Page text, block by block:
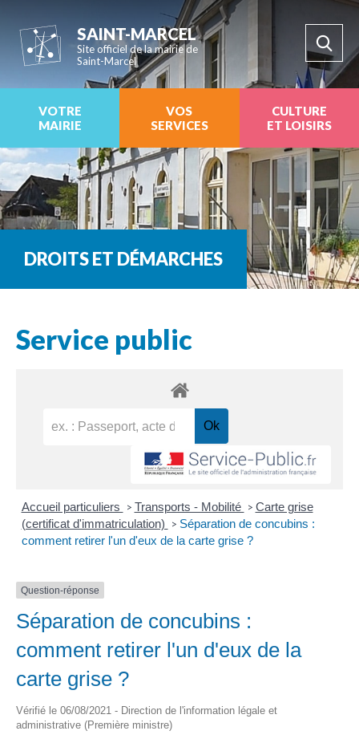
SAINT-MARCEL
Site officiel de la mairie de
Saint-Marcel
VOTRE
MAIRIE
VOS
SERVICES
CULTURE
ET LOISIRS
DROITS ET DÉMARCHES
Service public
Accueil particuliers > Transports - Mobilité > Carte grise
(certificat d'immatriculation)
> Séparation de concubins :
comment retirer l'un d'eux de la carte grise ?
Question-réponse
Séparation de concubins :
comment retirer l'un d'eux de la
carte grise ?
Vérifié le 06/08/2021 - Direction de l'information légale et
administrative (Première ministre)